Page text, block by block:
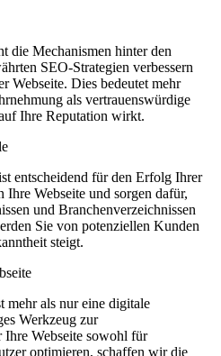
die Mechanismen hinter den
SEO-Strategien verbessern
Webseite. Dies bedeutet mehr
als vertrauenswürdige
Ihre Reputation wirkt.
entscheidend für den Erfolg Ihrer
Webseite und sorgen dafür,
und Branchenverzeichnissen
Sie von potenziellen Kunden
steigt.
mehr als nur eine digitale
Werkzeug zur
Webseite sowohl für
optimieren, schaffen wir die